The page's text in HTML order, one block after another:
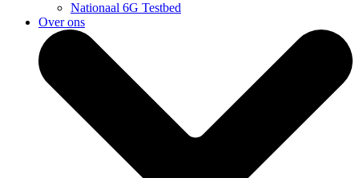
Nationaal 6G Testbed
Over ons